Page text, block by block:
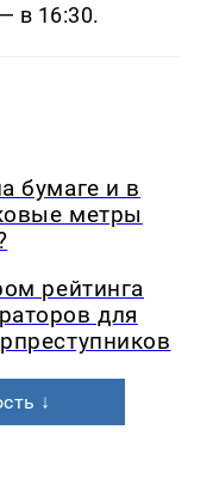
в 16:30.
бумаге и в
метры
рейтинга
для
↓